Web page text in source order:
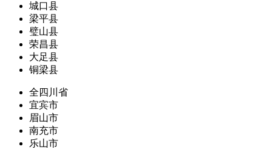
城口县
梁平县
璧山县
荣昌县
大足县
铜梁县
全四川省
宜宾市
眉山市
南充市
乐山市